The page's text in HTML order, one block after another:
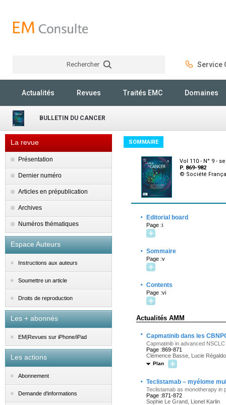
Rechercher Service
Actualités Revues Traités EMC Domaines
BULLETIN DU CANCER
La revue
Présentation
Dernier numéro
Articles en prépublication
Archives
Numéros thématiques
Espace Auteurs
Instructions aux auteurs
Soumettre un article
Droits de reproduction
Les + abonnés
EM|Revues sur iPhone/iPad
Les actions
Abonnement
Demande d'informations
SOMMAIRE
Vol 110 - N° 9 -
P. 869-982
© Société
· Editorial board
Page :i
· Sommaire
Page :v
· Contents
Page :vi
Actualités AMM
· Capmatinib dans les
Capmatinib in advanced
Page :869-871
Clémence Basse, Lucie
Plan
· Teclistamab – myélome
Teclistamab as monotherapy in
Page :871-872
Sophie Le Grand, Lionel Karlin